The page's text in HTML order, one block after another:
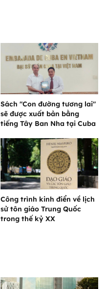
Sách "Con đường tương lai"
sẽ được xuất bản bằng
tiếng Tây Ban Nha tại Cuba
Công trình kinh điển về lịch
sử tôn giáo Trung Quốc
trong thế kỷ XX